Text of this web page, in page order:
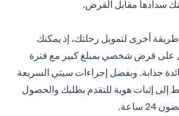
سدادها مقابل القرض.
أخرى لتمويل رحلتك، إذ يمكنك
على قرض شخصي بمبلغ كبير مع فترة
جذابة. وبفضل إجراءات سيتي السريعة
إلى إثبات هوية للتقدم بطلبك والحصول
ساعة.